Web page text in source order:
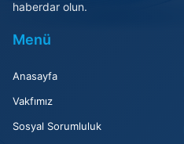
haberdar olun.
Menü
Anasayfa
Vakfımız
Sosyal Sorumluluk